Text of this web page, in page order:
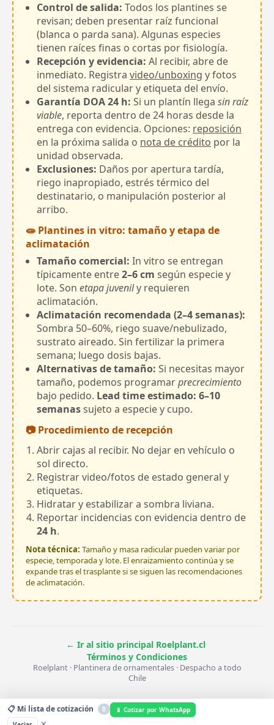
Control de salida: Todos los plantines se
revisan; deben presentar raíz funcional
(blanca o parda sana). Algunas especies
tienen raíces finas o cortas por fisiología.
Recepción y evidencia: Al recibir, abre de
inmediato. Registra video/unboxing y fotos
del sistema radicular y etiqueta del envío.
Garantía DOA 24 h: Si un plantín llega sin raíz
viable, reporta dentro de 24 horas desde la
entrega con evidencia. Opciones: reposición
en la próxima salida o nota de crédito por la
unidad observada.
Exclusiones: Daños por apertura tardía,
riego inapropiado, estrés térmico del
destinatario, o manipulación posterior al
arribo.
🧫 Plantines in vitro: tamaño y etapa de
aclimatación
Tamaño comercial: In vitro se entregan
típicamente entre2–6 cm según especie y
lote. Son etapa juvenily requieren
aclimatación.
Aclimatación recomendada (2–4 semanas):
Sombra 50–60%, riego suave/nebulizado,
sustrato aireado. Sin fertilizar la primera
semana; luego dosis bajas.
Alternativas de tamaño: Si necesitas mayor
tamaño, podemos programarprecrecimiento
bajo pedido. Lead time estimado: 6–10
semanassujeto a especie y cupo.
📷 Procedimiento de recepción
Abrir cajas al recibir. No dejar en vehículo o
sol directo.
Registrar video/fotos de estado general y
etiquetas.
Hidratar y estabilizar a sombra liviana.
Reportar incidencias con evidencia dentro de
24 h.
Nota técnica: Tamaño y masa radicular pueden variar por
especie, temporada y lote. El enraizamiento continúa y se
expande tras el trasplante si se siguen las recomendaciones
de aclimatación.
← Ir al sitio principal Roelplant.cl·
Términos y Condiciones
Roelplant · Plantinera de ornamentales · Despacho a todo
Chile
📋 Mi lista de cotización 0
📱 Cotizar por WhatsApp